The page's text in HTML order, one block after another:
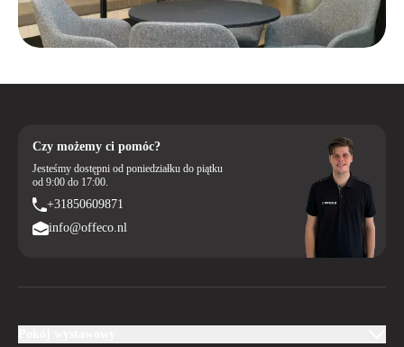
Czy możemy ci pomóc?
Jesteśmy dostępni od poniedziałku do piątku
od 9:00 do 17:00.
+31850609871
info@offeco.nl